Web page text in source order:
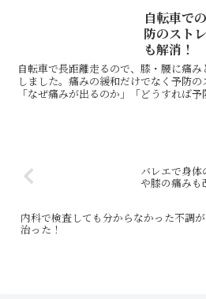
自転車で
防のスト
も解消！
自転車で長距離走るので、膝・腰に痛
しました。痛みの緩和だけでなく予防
「なぜ痛みが出るのか」「どうすれば
バレエで身
や膝の痛みも
内科で検査しても分からなかった不調が
治った！